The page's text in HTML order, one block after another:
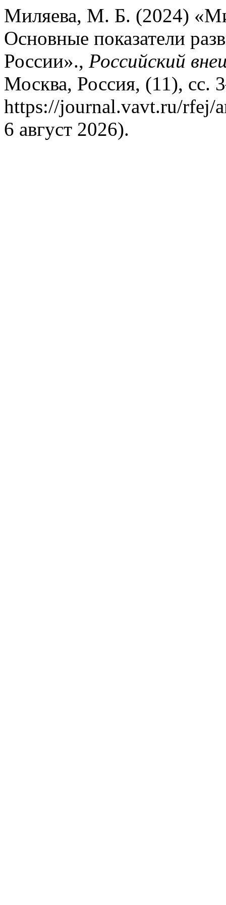
Миляева, М. Б. (2024)
Основные показатели
России»., Российский
Москва, Россия, (11), сс.
https://journal.vavt.ru/rfej/
6 август 2026).